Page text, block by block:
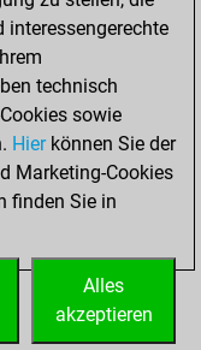
0
0
interessengerechte
technisch
sowie
Hierkönnen Sie der
Marketing-Cookies
finden Sie in
Alles
akzeptieren